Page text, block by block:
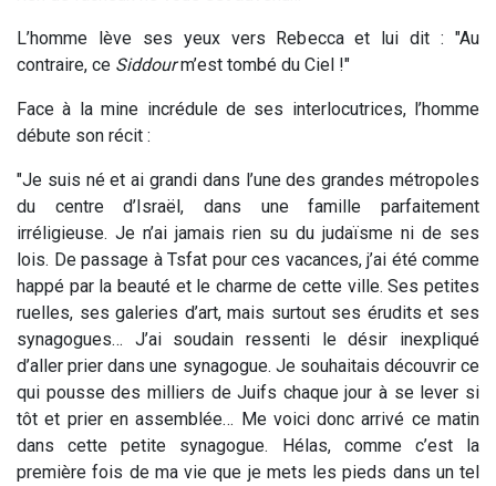
L’homme lève ses yeux vers Rebecca et lui dit : "Au
contraire, ce Siddourm’est tombé du Ciel !"
Face à la mine incrédule de ses interlocutrices, l’homme
débute son récit :
"Je suis né et ai grandi dans l’une des grandes métropoles
du centre d’Israël, dans une famille parfaitement
irréligieuse. Je n’ai jamais rien su du judaïsme ni de ses
lois. De passage à Tsfat pour ces vacances, j’ai été comme
happé par la beauté et le charme de cette ville. Ses petites
ruelles, ses galeries d’art, mais surtout ses érudits et ses
synagogues… J’ai soudain ressenti le désir inexpliqué
d’aller prier dans une synagogue. Je souhaitais découvrir ce
qui pousse des milliers de Juifs chaque jour à se lever si
tôt et prier en assemblée… Me voici donc arrivé ce matin
dans cette petite synagogue. Hélas, comme c’est la
première fois de ma vie que je mets les pieds dans un tel